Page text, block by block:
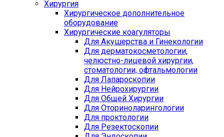
Хирургия
Хирургическое дополнительное
оборудование
Хирургические коагуляторы
Для Акушерства и Гинекологии
Для дерматокосметологии,
челюстно-лицевой хирургии,
стоматологии, офтальмологии
Для Лапароскопии
Для Нейрохирургии
Для Общей Хирургии
Для Оториноларингологии
Для проктологии
Для Резектоскопии